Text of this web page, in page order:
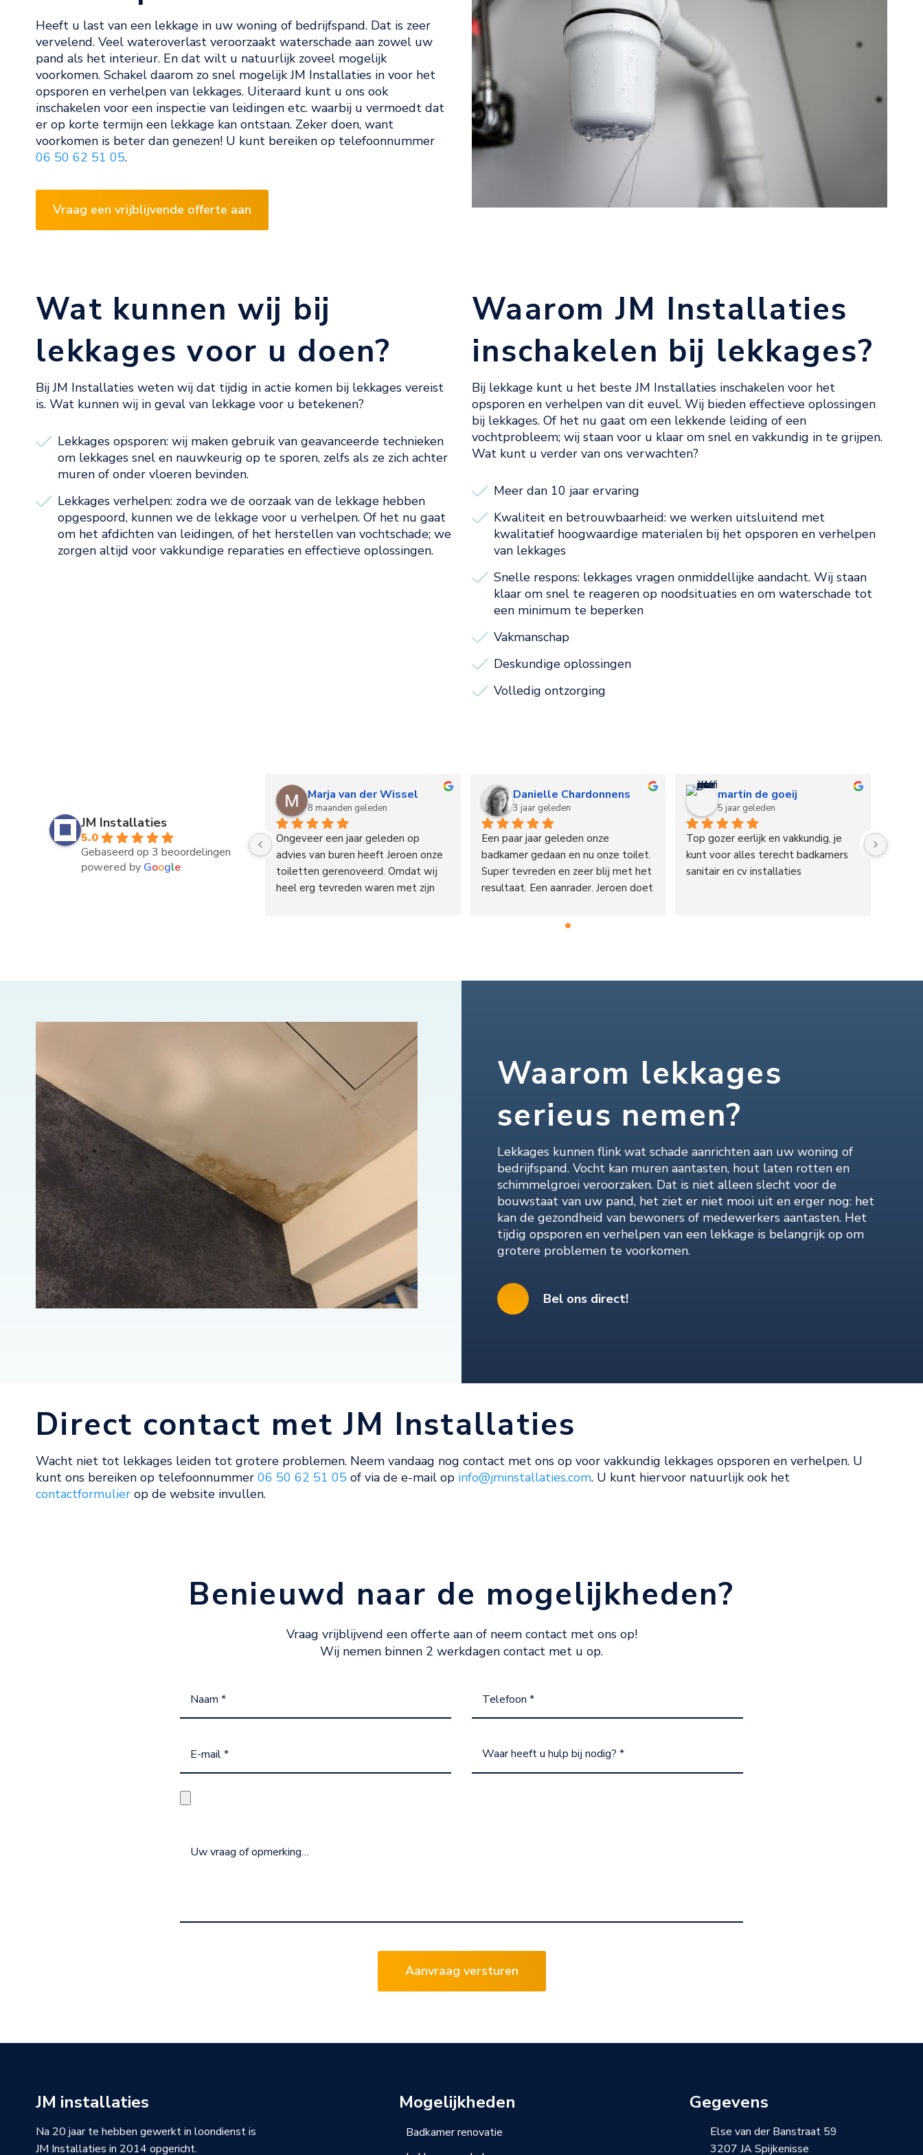
Heeft u last van een lekkage in uw woning of bedrijfspand. Dat is zeer
vervelend. Veel wateroverlast veroorzaakt waterschade aan zowel uw
pand als het interieur. En dat wilt u natuurlijk zoveel mogelijk
voorkomen. Schakel daarom zo snel mogelijk JM Installaties in voor het
opsporen en verhelpen van lekkages. Uiteraard kunt u ons ook
inschakelen voor een inspectie van leidingen etc. waarbij u vermoedt dat
er op korte termijn een lekkage kan ontstaan. Zeker doen, want
voorkomen is beter dan genezen! U kunt bereiken op telefoonnummer
06 50 62 51 05.
Vraag een vrijblijvende offerte aan
Wat kunnen wij bij
lekkages voor u doen?
Bij JM Installaties weten wij dat tijdig in actie komen bij lekkages vereist
is. Wat kunnen wij in geval van lekkage voor u betekenen?
Lekkages opsporen: wij maken gebruik van geavanceerde technieken
om lekkages snel en nauwkeurig op te sporen, zelfs als ze zich achter
muren of onder vloeren bevinden.
Lekkages verhelpen: zodra we de oorzaak van de lekkage hebben
opgespoord, kunnen we de lekkage voor u verhelpen. Of het nu gaat
om het afdichten van leidingen, of het herstellen van vochtschade; we
zorgen altijd voor vakkundige reparaties en effectieve oplossingen.
Waarom JM Installaties
inschakelen bij lekkages?
Bij lekkage kunt u het beste JM Installaties inschakelen voor het
opsporen en verhelpen van dit euvel. Wij bieden effectieve oplossingen
bij lekkages. Of het nu gaat om een lekkende leiding of een
vochtprobleem; wij staan voor u klaar om snel en vakkundig in te grijpen.
Wat kunt u verder van ons verwachten?
Meer dan 10 jaar ervaring
Kwaliteit en betrouwbaarheid: we werken uitsluitend met
kwalitatief hoogwaardige materialen bij het opsporen en verhelpen
van lekkages
Snelle respons: lekkages vragen onmiddellijke aandacht. Wij staan
klaar om snel te reageren op noodsituaties en om waterschade tot
een minimum te beperken
Vakmanschap
Deskundige oplossingen
Volledig ontzorging
JM Installaties
5.0
Gebaseerd op 3 beoordelingen
powered by Google
Marja van der Wissel
8 maanden geleden
Ongeveer een jaar geleden op
advies van buren heeft Jeroen onze
toiletten gerenoveerd. Omdat wij
heel erg tevreden waren met zijn
Danielle Chardonnens
3 jaar geleden
Een paar jaar geleden onze
badkamer gedaan en nu onze toilet.
Super tevreden en zeer blij met het
resultaat. Een aanrader. Jeroen doet
martin de goeij
5 jaar geleden
Top gozer eerlijk en vakkundig, je
kunt voor alles terecht badkamers
sanitair en cv installaties
Waarom lekkages
serieus nemen?
Lekkages kunnen flink wat schade aanrichten aan uw woning of
bedrijfspand. Vocht kan muren aantasten, hout laten rotten en
schimmelgroei veroorzaken. Dat is niet alleen slecht voor de
bouwstaat van uw pand, het ziet er niet mooi uit en erger nog: het
kan de gezondheid van bewoners of medewerkers aantasten. Het
tijdig opsporen en verhelpen van een lekkage is belangrijk op om
grotere problemen te voorkomen.
Bel ons direct!
Direct contact met JM Installaties
Wacht niet tot lekkages leiden tot grotere problemen. Neem vandaag nog contact met ons op voor vakkundig lekkages opsporen en verhelpen. U
kunt ons bereiken op telefoonnummer 06 50 62 51 05 of via de e-mail op info@jminstallaties.com. U kunt hiervoor natuurlijk ook het
contactformulier op de website invullen.
Benieuwd naar de mogelijkheden?
Vraag vrijblijvend een offerte aan of neem contact met ons op!
Wij nemen binnen 2 werkdagen contact met u op.
JM installaties
Na 20 jaar te hebben gewerkt in loondienst is
JM Installaties in 2014 opgericht.
Mogelijkheden
Badkamer renovatie
Gegevens
Else van der Banstraat 59
3207 JA Spijkenisse